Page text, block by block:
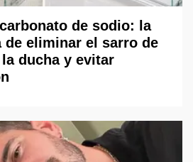
de sodio: la
de eliminar el sarro de
ducha y evitar